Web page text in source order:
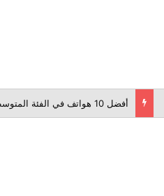
أفضل 10 هواتف في الفئة المتوسطة لعام 2026